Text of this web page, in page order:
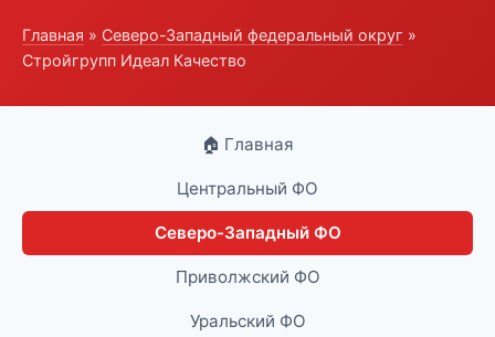
Главная » Северо-Западный федеральный округ »
Стройгрупп Идеал Качество
🏠 Главная
Центральный ФО
Северо-Западный ФО
Приволжский ФО
Уральский ФО